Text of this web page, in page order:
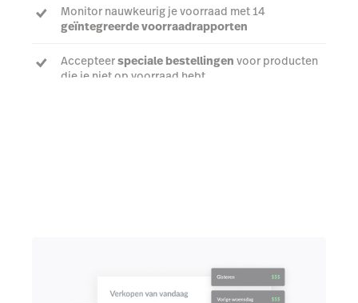
Monitor nauwkeurig je voorraad met 14
geïntegreerde voorraadrapporten
Accepteerspeciale bestellingen voor producten
die je niet op voorraad hebt